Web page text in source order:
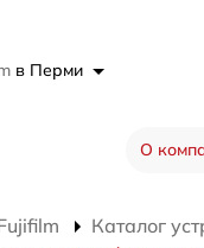
в Перми
О
Каталог